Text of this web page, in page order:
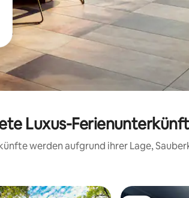
Luxus-
werden aufgrund ihrer Lage,